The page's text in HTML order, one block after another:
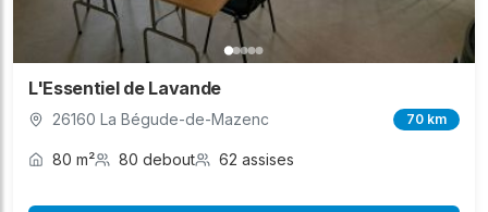
L'Essentiel de Lavande
26160 La Bégude-de-Mazenc 70 km
80 m² 80 debout 62 assises